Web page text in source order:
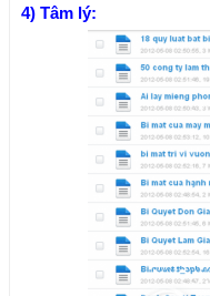
4) Tâm lý: